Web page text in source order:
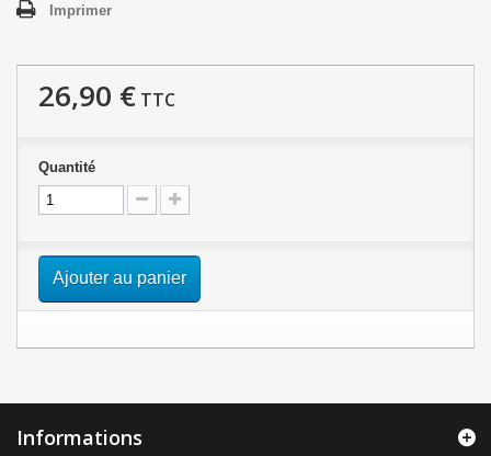
Imprimer
26,90 € TTC
Quantité
Ajouter au panier
Informations